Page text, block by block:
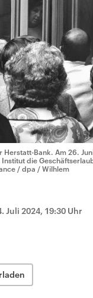
Herstatt-Bank. Am 26.
die
/ dpa / Wilhlem
Juli 2024, 19:30 Uhr